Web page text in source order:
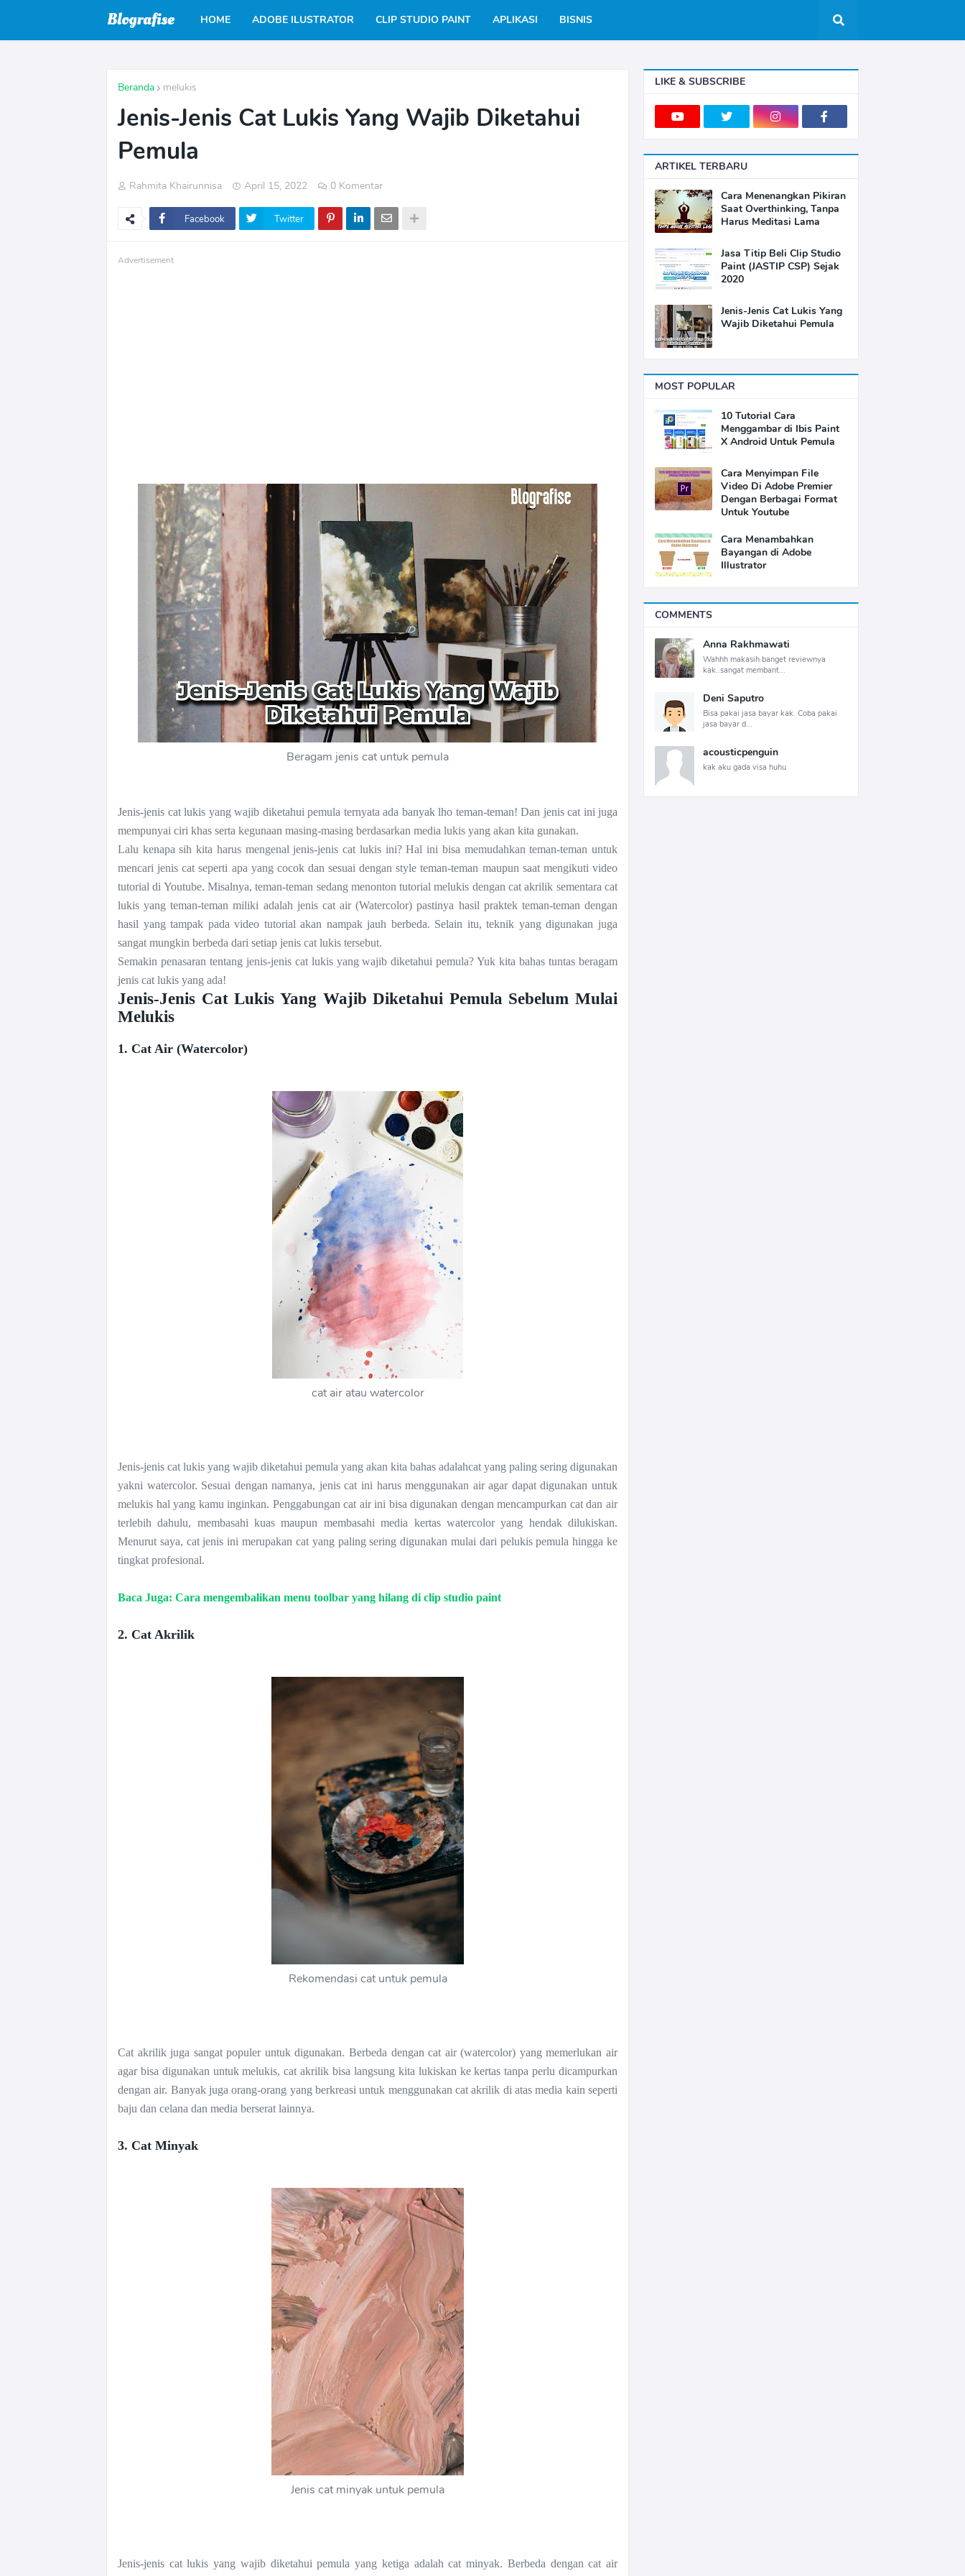
HOME ADOBE ILUSTRATOR CLIP STUDIO PAINT APLIKASI BISNIS
Beranda melukis
Jenis-Jenis Cat Lukis Yang Wajib Diketahui
Pemula
Rahmita Khairunnisa April 15, 2022 0 Komentar
Facebook Twitter
Advertisement
Beragam jenis cat untuk pemula
Jenis-jenis cat lukis yang wajib diketahui pemula ternyata ada banyak lho teman-teman! Dan jenis cat ini juga
mempunyai ciri khas serta kegunaan masing-masing berdasarkan media lukis yang akan kita gunakan.
Lalu kenapa sih kita harus mengenal jenis-jenis cat lukis ini? Hal ini bisa memudahkan teman-teman untuk
mencari jenis cat seperti apa yang cocok dan sesuai dengan style teman-teman maupun saat mengikuti video
tutorial di Youtube. Misalnya, teman-teman sedang menonton tutorial melukis dengan cat akrilik sementara cat
lukis yang teman-teman miliki adalah jenis cat air (Watercolor) pastinya hasil praktek teman-teman dengan
hasil yang tampak pada video tutorial akan nampak jauh berbeda. Selain itu, teknik yang digunakan juga
sangat mungkin berbeda dari setiap jenis cat lukis tersebut.
Semakin penasaran tentang jenis-jenis cat lukis yang wajib diketahui pemula? Yuk kita bahas tuntas beragam
jenis cat lukis yang ada!
Jenis-Jenis Cat Lukis Yang Wajib Diketahui Pemula Sebelum Mulai
Melukis
1. Cat Air (Watercolor)
cat air atau watercolor
Jenis-jenis cat lukis yang wajib diketahui pemula yang akan kita bahas adalahcat yang paling sering digunakan
yakni watercolor. Sesuai dengan namanya, jenis cat ini harus menggunakan air agar dapat digunakan untuk
melukis hal yang kamu inginkan. Penggabungan cat air ini bisa digunakan dengan mencampurkan cat dan air
terlebih dahulu, membasahi kuas maupun membasahi media kertas watercolor yang hendak dilukiskan.
Menurut saya, cat jenis ini merupakan cat yang paling sering digunakan mulai dari pelukis pemula hingga ke
tingkat profesional.
Baca Juga: Cara mengembalikan menu toolbar yang hilang di clip studio paint
2. Cat Akrilik
Rekomendasi cat untuk pemula
Cat akrilik juga sangat populer untuk digunakan. Berbeda dengan cat air (watercolor) yang memerlukan air
agar bisa digunakan untuk melukis, cat akrilik bisa langsung kita lukiskan ke kertas tanpa perlu dicampurkan
dengan air. Banyak juga orang-orang yang berkreasi untuk menggunakan cat akrilik di atas media kain seperti
baju dan celana dan media berserat lainnya.
3. Cat Minyak
Jenis cat minyak untuk pemula
Jenis-jenis cat lukis yang wajib diketahui pemula yang ketiga adalah cat minyak. Berbeda dengan cat air
LIKE & SUBSCRIBE
ARTIKEL TERBARU
Cara Menenangkan Pikiran
Saat Overthinking, Tanpa
Harus Meditasi Lama
Jasa Titip Beli Clip Studio
Paint (JASTIP CSP) Sejak
2020
Jenis-Jenis Cat Lukis Yang
Wajib Diketahui Pemula
MOST POPULAR
10 Tutorial Cara
Menggambar di Ibis Paint
X Android Untuk Pemula
Cara Menyimpan File
Video Di Adobe Premier
Dengan Berbagai Format
Untuk Youtube
Cara Menambahkan
Bayangan di Adobe
Illustrator
COMMENTS
Anna Rakhmawati
Wahhh makasih banget reviewnya
kak..sangat membant...
Deni Saputro
Bisa pakai jasa bayar kak. Coba pakai
jasa bayar d...
acousticpenguin
kak aku gada visa huhu